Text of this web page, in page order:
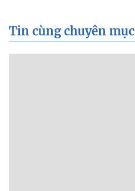
Tin cùng chuyên mục